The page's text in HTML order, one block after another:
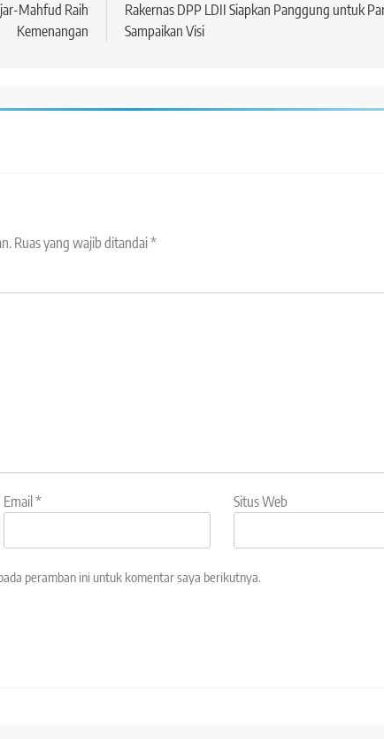
Mahfud Raih
Kemenangan
Rakernas DPP LDII Siapkan Panggung untuk
Sampaikan Visi
Ruas yang wajib ditandai*
Email * Situs Web
peramban ini untuk komentar saya berikutnya.